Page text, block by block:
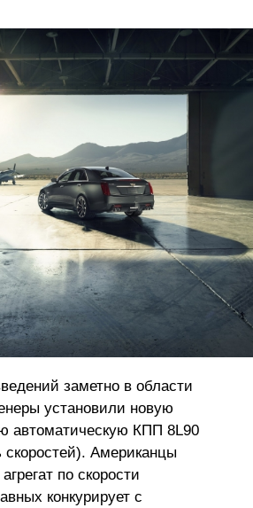
заметно в области
установили новую
автоматическую КПП 8L90
Американцы
по скорости
конкурирует с